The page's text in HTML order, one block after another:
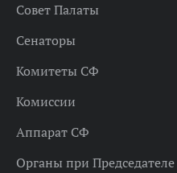
Совет Палаты
Сенаторы
Комитеты СФ
Комиссии
Аппарат СФ
Органы при Председателе